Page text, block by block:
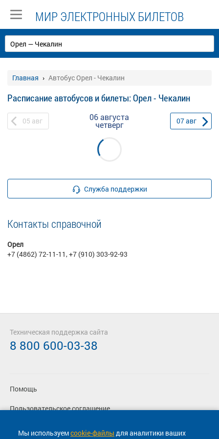
МИР ЭЛЕКТРОННЫХ БИЛЕТОВ
Главная Автобус Орел - Чекалин
Расписание автобусов и билеты: Орел - Чекалин
05 авг 06 августа
четверг 07авг
Служба поддержки
Контакты справочной
Орел
+7 (4862) 72-11-11, +7 (910) 303-92-93
Мы используемcookie-файлы для аналитики ваших
Помощь
Пользовательское соглашение
Политика конфиденциальности
Техническая поддержка сайта
8 800 600-03-38